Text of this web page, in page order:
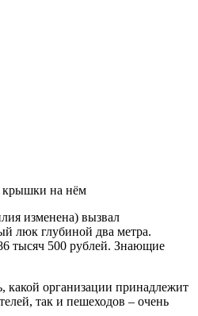
крышки на нём
изменена) вызвал
люк глубиной два метра.
тысяч 500 рублей. Знающие
какой организации принадлежит
так и пешеходов – очень